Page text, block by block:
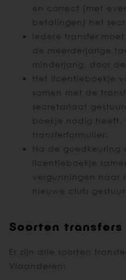
en correct (met
betalingen) het
Iedere transfer
de meerderjarige
minderjarig, door
Het licentieboekje
samen met de
secretariaat
boekje nodig
transferformulier.
Na de goedkeuring
licentieboekje
vergunningen naar
nieuwe club
Soorten transfers
Er zijn drie soorten
Vlaanderen: